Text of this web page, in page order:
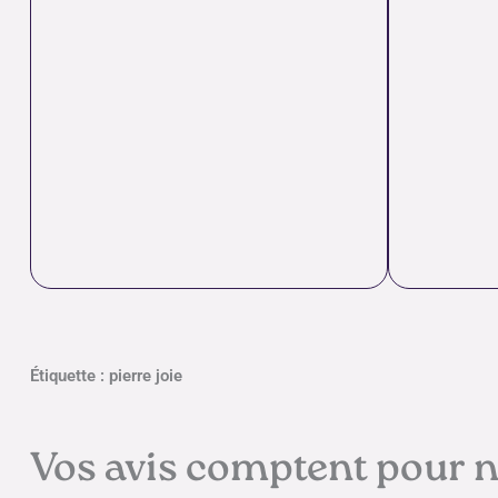
Étiquette : pierre joie
Vos avis comptent pour